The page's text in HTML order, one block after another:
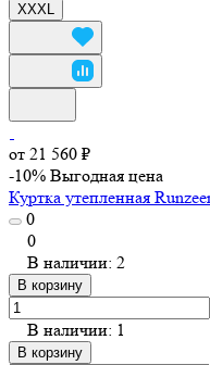
XXXL
от 21 560 ₽
-10% Выгодная цена
Куртка утепленная
0
0
В наличии: 2
В корзину
В наличии: 1
В корзину